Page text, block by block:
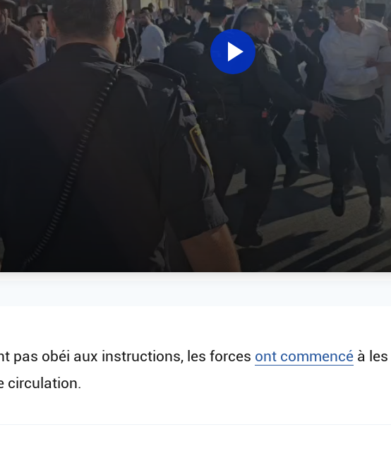
pas obéi aux instructions, les forces ont commencé à
circulation.